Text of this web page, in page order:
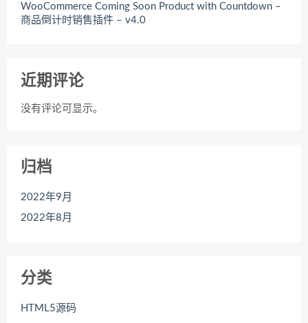
WooCommerce Coming Soon Product with Countdown –
商品倒计时销售插件 – v4.0
近期评论
没有评论可显示。
归档
2022年9月
2022年8月
分类
HTML5源码